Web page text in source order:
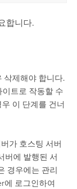
합니다.
삭제해야 합니다.
트로 작동할 수
이 단계를 건너
가 호스팅 서버
버에 발행된 서
경우에는 관리
에 로그인하여